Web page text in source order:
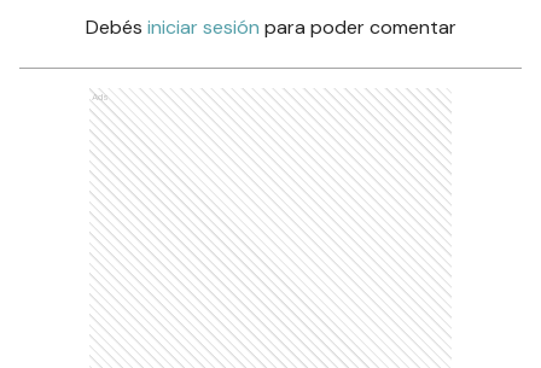
Debés iniciar sesión para poder comentar
Ads